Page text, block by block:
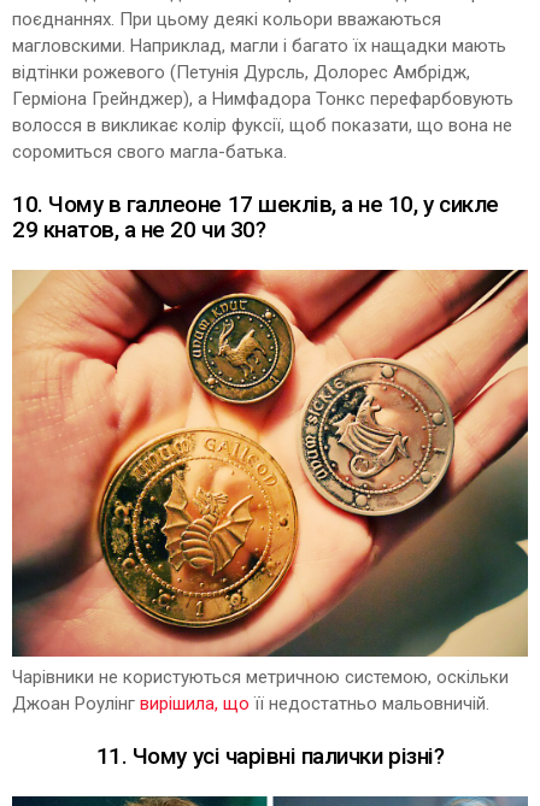
поєднаннях. При цьому деякі кольори вважаються
магловскими. Наприклад, магли і багато їх нащадки мають
відтінки рожевого (Петунія Дурсль, Долорес Амбрідж,
Герміона Грейнджер), а Нимфадора Тонкс перефарбовують
волосся в викликає колір фуксії, щоб показати, що вона не
соромиться свого магла-батька.
10. Чому в галлеоне 17 шеклів, а не 10, у сикле
29 кнатов, а не 20 чи 30?
Чарівники не користуються метричною системою, оскільки
Джоан Роулінг вирішила, що її недостатньо мальовничій.
11. Чому усі чарівні палички різні?